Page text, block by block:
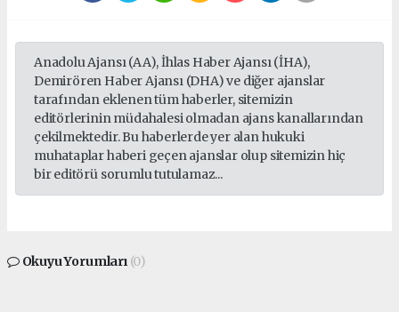
Anadolu Ajansı (AA), İhlas Haber Ajansı (İHA),
Demirören Haber Ajansı (DHA) ve diğer ajanslar
tarafından eklenen tüm haberler, sitemizin
editörlerinin müdahalesi olmadan ajans kanallarından
çekilmektedir. Bu haberlerde yer alan hukuki
muhataplar haberi geçen ajanslar olup sitemizin hiç
bir editörü sorumlu tutulamaz...
Okuyu Yorumları (0)